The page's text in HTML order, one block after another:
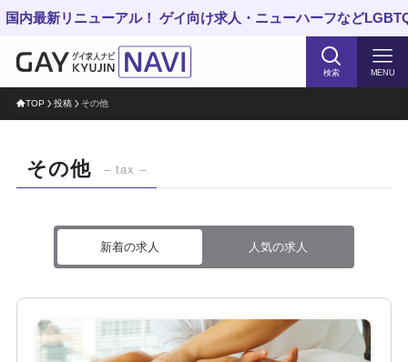
最新リニューアル！ ゲイ向け求人・ニューハーフなどLGBTQ
検索 MENU
TOP 投稿 その他
その他 – tax –
新着の求人 人気の求人